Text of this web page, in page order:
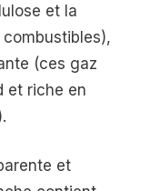
et la
(ces gaz
et riche en
et